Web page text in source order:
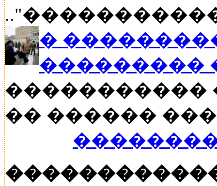
�
���������
�����������
�� ������